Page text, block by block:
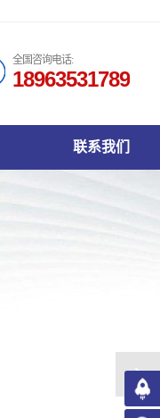
全国咨询电话:
18963531789
护栏公司联系我们